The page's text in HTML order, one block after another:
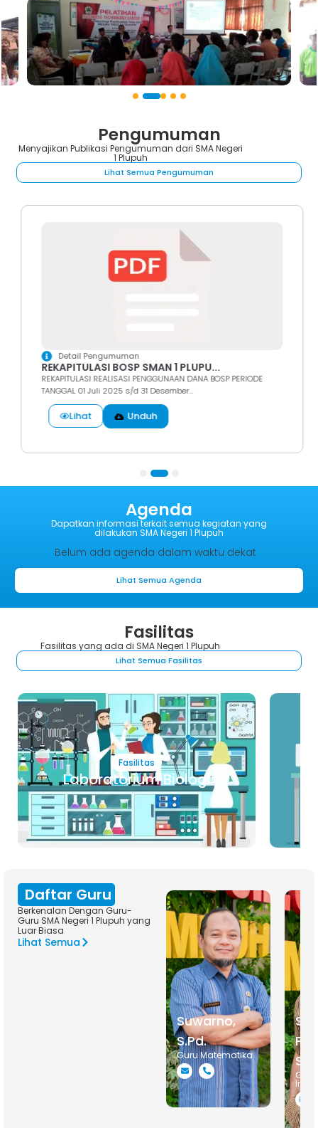
Pengumuman
Menyajikan Publikasi Pengumuman dari SMA Negeri
1 Plupuh
Lihat Semua Pengumuman
Detail Pengumuman
REKAPITULASI BOSP SMAN 1 PLUPU...
REKAPITULASI REALISASI PENGGUNAAN DANA BOSP PERIODE
TANGGAL 01 Juli 2025 s/d 31 Desember...
Lihat Unduh
Agenda
Dapatkan informasi terkait semua kegiatan yang
dilakukan SMA Negeri 1 Plupuh
Belum ada agenda dalam waktu dekat
Lihat Semua Agenda
Fasilitas
Fasilitas yang ada di SMA Negeri 1 Plupuh
Lihat Semua Fasilitas
Fasilitas
Laboratorium Biologi
Daftar Guru
Berkenalan Dengan Guru-
Guru SMA Negeri 1 Plupuh yang
Luar Biasa
Lihat Semua
Suwarno,
S.Pd.
Guru Matematika